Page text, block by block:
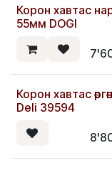
Корон хавтас
55мм DOGI
Корон хавтас
Deli 39594